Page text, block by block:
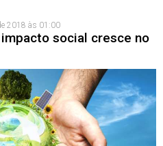
2018 às 01:00
social cresce no